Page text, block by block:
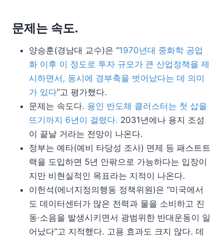
문제는 속도.
양승훈(경남대 교수)은 “1970년대 중화학 공업
화 이후 이 정도로 투자 규모가 큰 산업정책을 제
시하면서, 동시에 경부축을 벗어났다는 데 의미
가 있다”고 평가했다.
문제는 속도다. 용인 반도체 클러스터는 첫 삽을
뜨기까지 6년이 걸렸다. 2031년에나 용지 조성
이 끝날 거라는 전망이 나온다.
정부는 예타(예비 타당성 조사) 면제 등 패스트트
랙을 도입하면 5년 안팎으로 가능하다는 입장이
지만 비현실적인 목표라는 지적이 나온다.
이헌석(에너지정의행동 정책위원)은 “미국에서
도 데이터센터가 많은 전력과 물을 소비하고 진
동·소음을 발생시키면서 광범위한 반대운동이 일
어났다”고 지적했다. 고용 효과도 크지 않다. 데